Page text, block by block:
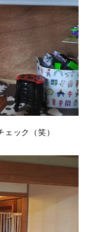
ェック（笑）